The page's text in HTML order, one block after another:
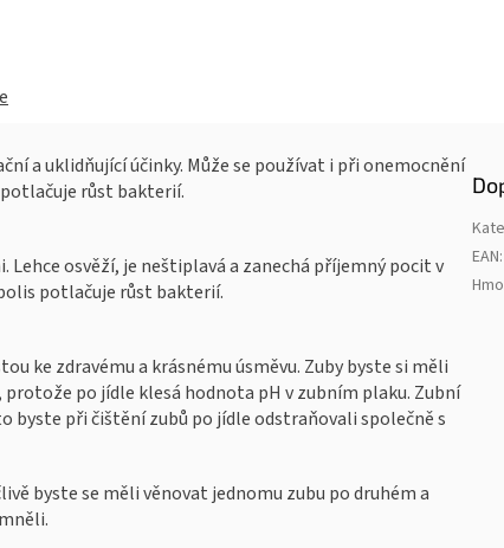
a uklidňující účinky. Může se používat i při onemocnění
růst bakterií.
osvěží, je neštiplavá a zanechá příjemný pocit v
potlačuje růst bakterií.
ke zdravému a krásnému úsměvu. Zuby byste si měli
po jídle klesá hodnota pH v zubním plaku. Zubní
byste při čištění zubů po jídle odstraňovali společně s
byste se měli věnovat jednomu zubu po druhém a
EAN: